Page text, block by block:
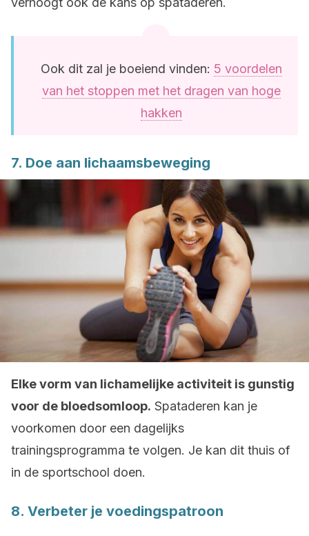
Ook dit zal je boeiend vinden: 5 voordelen
van het stoppen met het dragen van hoge
hakken
7. Doe aan lichaamsbeweging
Elke vorm van lichamelijke activiteit is gunstig
voor de bloedsomloop. Spataderen kan je
voorkomen door een dagelijks
trainingsprogramma te volgen. Je kan dit thuis of
in de sportschool doen.
8. Verbeter je voedingspatroon